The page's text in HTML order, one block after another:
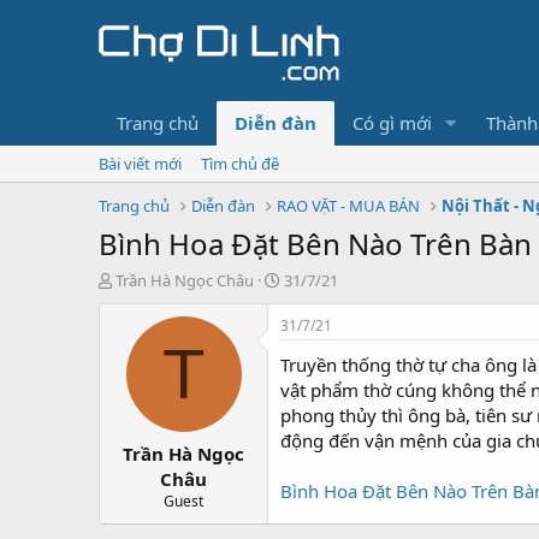
Trang chủ Diễn đàn Có gì mới
Bài viết mới
Tìm chủ đề
Trang chủ
Diễn đàn RAO VẶT - MUA BÁN Nội Thất -
Bình Hoa Đặt Bên Nào Trên
T
Trần Hà Ngọc Châu
N
g
à
g
ử
i
31/7/21
T
Trần Hà Ngọc
Châu
Guest
31/7/21
Truyền thống thờ tự cha ông
vật phẩm thờ cúng không thể
phong thủy thì ông bà, tiên
động đến vận mệnh của gia
Bình Hoa Đặt Bên Nào Trên